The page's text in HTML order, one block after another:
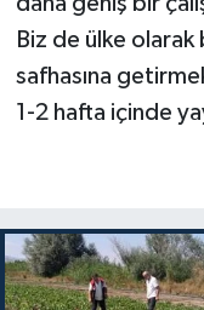
Biz de ülke olarak
safhasına
1-2 hafta içinde